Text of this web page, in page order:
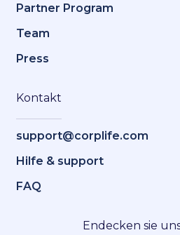
Partner Program
Team
Press
Kontakt
support@corplife.com
Hilfe & support
FAQ
Endecken sie